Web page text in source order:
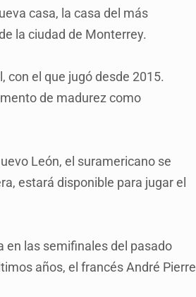
casa, la casa del más
la ciudad de Monterrey.
con el que jugó desde 2015.
de madurez como
León, el suramericano se
estará disponible para jugar el
en las semifinales del pasado
años, el francés André Pierre